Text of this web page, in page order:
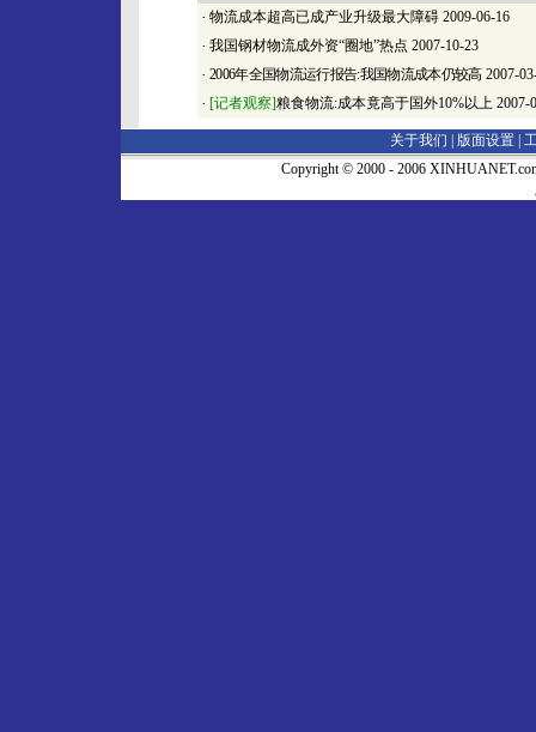
· 物流成本超高已成产业升级最大障碍 2009-06-16
· 我国钢材物流成外资“圈地”热点 2007-10-23
· 2006年全国物流运行报告:我国物流成本仍较高2007-
· [记者观察]粮食物流:成本竟高于国外10%以上 2007-
关于我们 | 版面设置
Copyright © 2000 - 2006